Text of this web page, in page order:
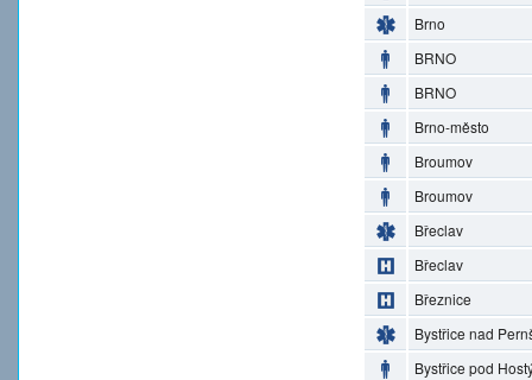
Brno
BRNO
BRNO
Brno-město
Broumov
Broumov
Břeclav
Břeclav
Březnice
Bystřice nad
Bystřice pod